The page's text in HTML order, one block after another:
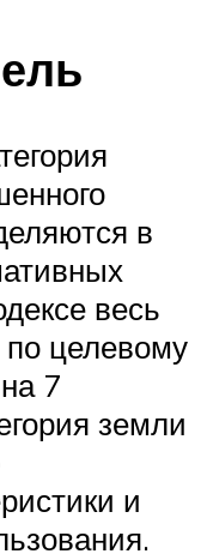
в
весь
целевому
7
земли
и